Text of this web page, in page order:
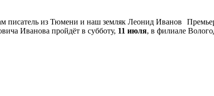
Иванова пройдёт в субботу, 11 июля, в филиале